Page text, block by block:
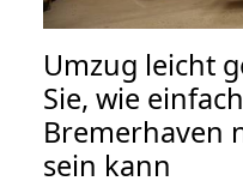
Umzug leicht
Sie, wie
Bremerhaven
sein kann